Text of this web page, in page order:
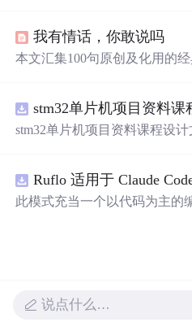
我有情话，你敢说吗
本文汇集100句原创及化用的
的艺术性与真挚性，强调语言
征意义，体现现代汉语情话创
stm32单片机项目资料课程设
此模式充当一个以代码为主的
说点什么…